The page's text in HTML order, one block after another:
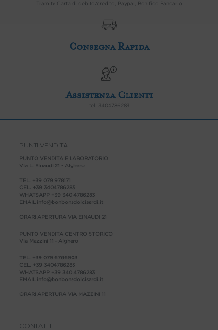
Tramite Carta di debito/credito, Paypal, Bonifico Bancario
Consegna Rapida
Assistenza Clienti
tel. 3404786283
PUNTI VENDITA
PUNTO VENDITA E LABORATORIO
Via L. Einaudi 21 - Alghero
TEL. +39 079 978171
CEL. +39 3404786283
WHATSAPP +39 340 4786283
EMAIL
info@bonbonsdolcisardi.it
ORARI APERTURA VIA EINAUDI 21
PUNTO VENDITA CENTRO STORICO
Via Mazzini 11 - Alghero
TEL. +39 079 6766903
CEL. +39 3404786283
WHATSAPP +39 340 4786283
EMAIL
info@bonbonsdolcisardi.it
ORARI APERTURA VIA MAZZINI 11
CONTATTI